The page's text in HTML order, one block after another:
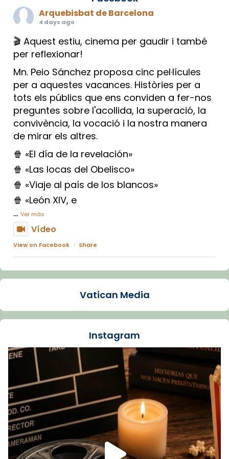
Arquebisbat de Barcelona
4 days ago
🎬 Aquest estiu, cinema per gaudir i també
per reflexionar!
Mn. Peio Sánchez proposa cinc pel·lícules
per a aquestes vacances. Històries per a
tots els públics que ens conviden a fer-nos
preguntes sobre l'acollida, la superació, la
convivència, la vocació i la nostra manera
de mirar els altres.
🍿 «El día de la revelación»
🍿 «Las locas del Obelisco»
🍿 «Viaje al país de los blancos»
🍿 «León XIV, e
... Ver más
Vídeo
View on Facebook · Share
Arquebisbat de Barcelona
La Carmina va patir depressió. Fa gairebé
dos mesos, a l'Estadi Lluís Companys, la
Recupera l'entrevista comp
Vatican
tican News 👇
www.vaticannews.va/es/iglesia/news/2026-
07/carmina-historia-depresion-papa-viaje-
espana-testimoni...
Foto
View on Facebook · Share
Vatican Media
Instagram